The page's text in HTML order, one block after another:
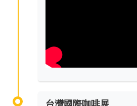
台灣國際咖啡展